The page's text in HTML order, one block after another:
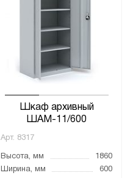
Шкаф архивный
ШАМ-11/600
Арт. 8317
Высота, мм
1860
Ширина, мм
600